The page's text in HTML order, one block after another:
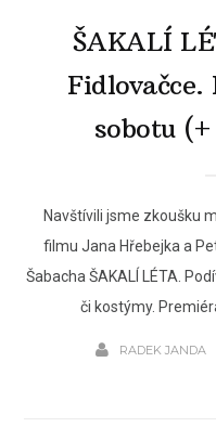
ŠAKALÍ
sobotu
Navštívili jsme zkoušku
filmu Jana Hřebejka a
Šabacha ŠAKALÍ LÉTA.
či kostýmy.
RADEK JANDA